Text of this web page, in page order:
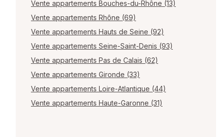
Vente appartements Bouches-du-Rhône (13)
Vente appartements Rhône (69)
Vente appartements Hauts de Seine (92)
Vente appartements Seine-Saint-Denis (93)
Vente appartements Pas de Calais (62)
Vente appartements Gironde (33)
Vente appartements Loire-Atlantique (44)
Vente appartements Haute-Garonne (31)